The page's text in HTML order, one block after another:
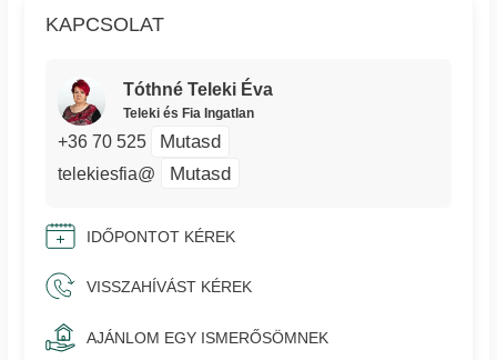
KAPCSOLAT
Tóthné Teleki Éva
Teleki és Fia Ingatlan
+36 70 525 Mutasd
telekiesfia@ Mutasd
IDŐPONTOT KÉREK
VISSZAHÍVÁST KÉREK
AJÁNLOM EGY ISMERŐSÖMNEK